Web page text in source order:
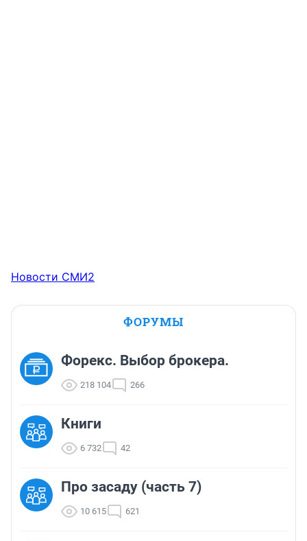
Новости СМИ2
ФОРУМЫ
Форекс. Выбор брокера.
218 104 266
Книги
6 732 42
Про засаду (часть 7)
10 615 621